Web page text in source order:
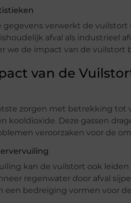
gegevens verwerkt de
afval als industrieel
we de impact van de vuilstort
van de
zorgen met betrekking tot
kooldioxide. Deze gassen
veroorzaken voor de
kan de vuilstort ook
regenwater door afval
een bedreiging vormen voor